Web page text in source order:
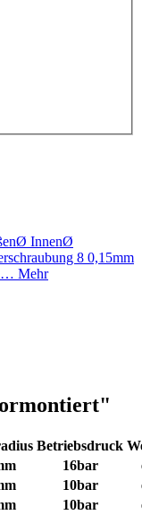
InnenØ
8 0,15mm
Mehr
Betriebsdruck
16bar
10bar
10bar